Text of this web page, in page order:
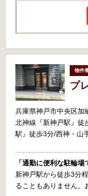
プ
兵庫県神戸市中央区加
北神線『新神戸駅』徒
駅』徒歩3分/西神・山
「通勤に便利な駐輪場
新神戸駅から徒歩3分
ることもありません。